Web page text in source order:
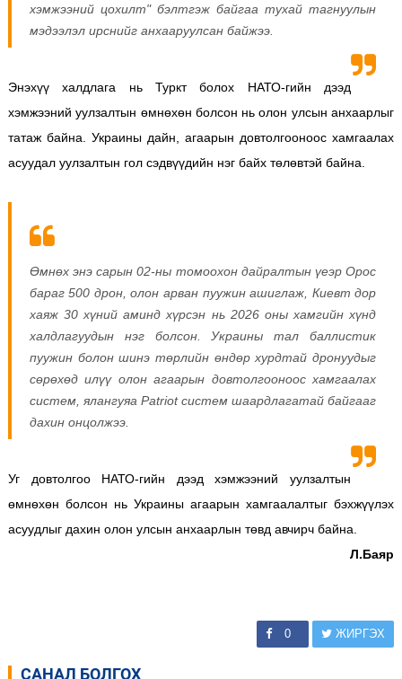
хэмжээний цохилт" бэлтгэж байгаа тухай тагнуулын
мэдээлэл ирснийг анхааруулсан байжээ.
Энэхүү халдлага нь Туркт болох НАТО-гийн дээд
хэмжээний уулзалтын өмнөхөн болсон нь олон улсын анхаарлыг
татаж байна. Украины дайн, агаарын довтолгооноос хамгаалах
асуудал уулзалтын гол сэдвүүдийн нэг байх төлөвтэй байна.
Өмнөх энэ сарын 02-ны томоохон дайралтын үеэр Орос
бараг 500 дрон, олон арван пуужин ашиглаж, Киевт дор
хаяж 30 хүний аминд хүрсэн нь 2026 оны хамгийн хүнд
халдлагуудын нэг болсон. Украины тал баллистик
пуужин болон шинэ төрлийн өндөр хурдтай дронуудыг
сөрөхөд илүү олон агаарын довтолгооноос хамгаалах
систем, ялангуяа Patriot систем шаардлагатай байгааг
дахин онцолжээ.
Уг довтолгоо НАТО-гийн дээд хэмжээний уулзалтын
өмнөхөн болсон нь Украины агаарын хамгаалалтыг бэхжүүлэх
асуудлыг дахин олон улсын анхаарлын төвд авчирч байна.
Л.Баяр
0 ЖИРГЭХ
САНАЛ БОЛГОХ